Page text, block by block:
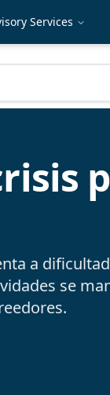
Services
a
se